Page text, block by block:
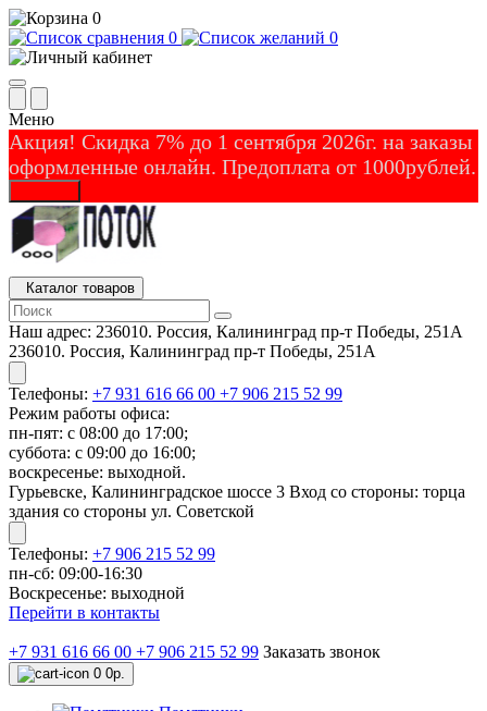
0
0
0
Меню
Акция! Скидка 7% до 1 сентября 2026г. на заказы
оформленные онлайн. Предоплата от 1000рублей.
Каталог товаров
Наш адрес: 236010. Россия, Калининград пр-т Победы, 251А
236010. Россия, Калининград пр-т Победы, 251А
Телефоны: +7 931 616 66 00 +7 906 215 52 99
Режим работы офиса:
пн-пят: с 08:00 до 17:00;
суббота: с 09:00 до 16:00;
воскресенье: выходной.
Гурьевске, Калининградское шоссе 3 Вход со стороны: торца
здания со стороны ул. Советской
Телефоны: +7 906 215 52 99
пн-сб: 09:00-16:30
Воскресенье: выходной
Перейти в контакты
+7 931 616 66 00 +7 906 215 52 99 Заказать звонок
0 0р.